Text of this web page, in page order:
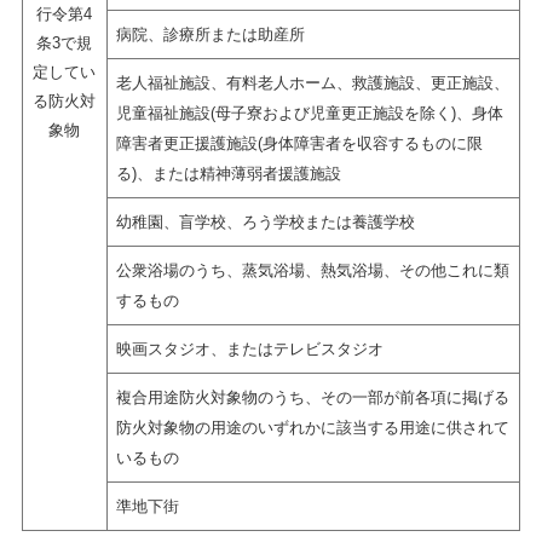
行令第4
条3で規
定してい
る防火対
象物
病院、診療所または助産所
老人福祉施設、有料老人ホーム、救護施設、更正施設、
児童福祉施設(母子寮および児童更正施設を除く)、身体
障害者更正援護施設(身体障害者を収容するものに限
る)、または精神薄弱者援護施設
幼稚園、盲学校、ろう学校または養護学校
公衆浴場のうち、蒸気浴場、熱気浴場、その他これに類
するもの
映画スタジオ、またはテレビスタジオ
複合用途防火対象物のうち、その一部が前各項に掲げる
防火対象物の用途のいずれかに該当する用途に供されて
いるもの
準地下街